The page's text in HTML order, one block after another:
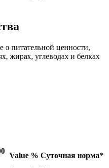
питательной ценности,
жирах, углеводах и белках
Value % Суточная норма*